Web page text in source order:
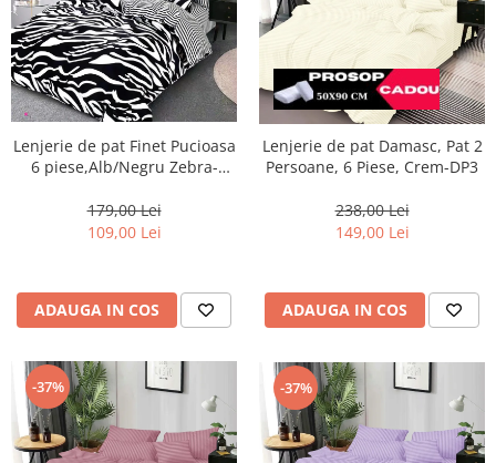
Lenjerie de pat Finet Pucioasa
6 piese,Alb/Negru Zebra-
179,00 Lei
109,00 Lei
ADAUGA IN COS
Lenjerie de pat Damasc, Pat 2
Persoane, 6 Piese, Crem-DP3
238,00 Lei
149,00 Lei
ADAUGA IN COS
-37% -37%